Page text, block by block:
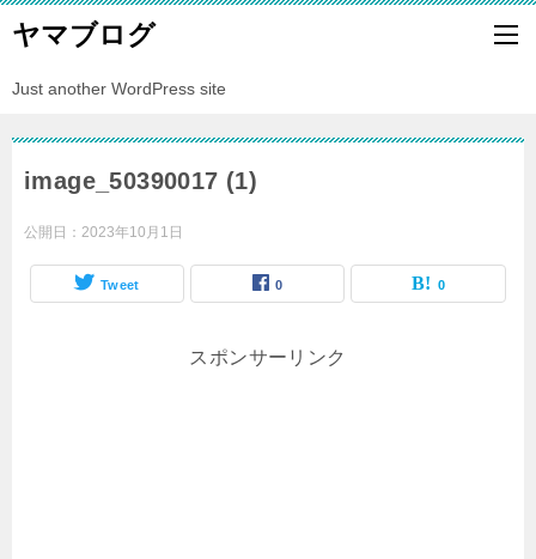
ヤマブログ
Just another WordPress site
image_50390017 (1)
公開日： 2023年10月1日
Tweet 0 0
スポンサーリンク